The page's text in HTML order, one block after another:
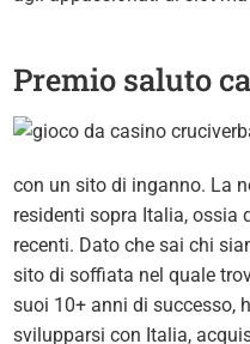
Premio saluto
con un sito di inganno. La
residenti sopra Italia, ossia
recenti. Dato che sai chi
sito di soffiata nel quale
suoi 10+ anni di successo,
svilupparsi con Italia,